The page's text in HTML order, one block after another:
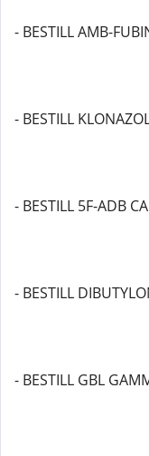
- BESTILL AMB-
- BESTILL
- BESTILL 5F-ADB
- BESTILL
- BESTILL GBL